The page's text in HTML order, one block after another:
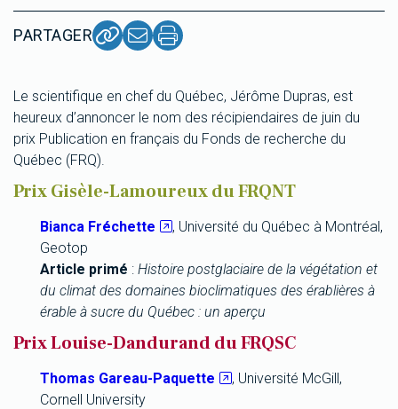
PARTAGER
Le scientifique en chef du Québec, Jérôme Dupras, est
heureux d’annoncer le nom des récipiendaires de juin du
prix Publication en français du Fonds de recherche du
Québec (FRQ).
Prix Gisèle-Lamoureux du FRQNT
Bianca Fréchette
, Université du Québec à Montréal,
Geotop
Article primé : Histoire postglaciaire de la végétation et
du climat des domaines bioclimatiques des érablières à
érable à sucre du Québec : un aperçu
Prix Louise-Dandurand du FRQSC
Thomas Gareau-Paquette
, Université McGill,
Cornell University